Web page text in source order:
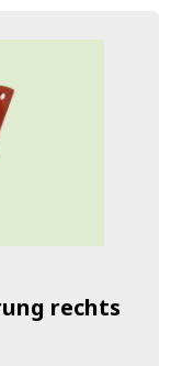
rechts